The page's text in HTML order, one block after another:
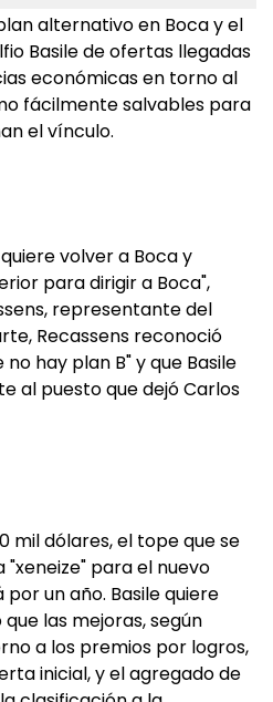
alternativo en Boca y el
Basile de ofertas llegadas
económicas en torno al
fácilmente salvables para
el vínculo.
volver a Boca y
para dirigir a Boca",
representante del
Recassens reconoció
hay plan B" y que Basile
al puesto que dejó Carlos
mil dólares, el tope que se
"xeneize" para el nuevo
un año. Basile quiere
las mejoras, según
a los premios por logros,
inicial, y el agregado de